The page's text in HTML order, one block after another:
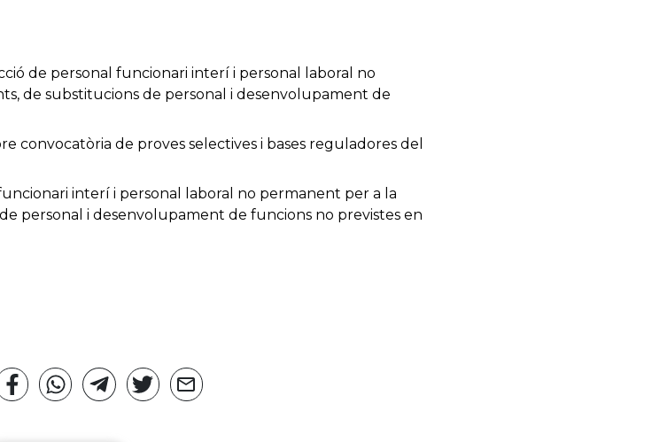
de personal funcionari interí i personal laboral no
de substitucions de personal i desenvolupament de
convocatòria de proves selectives i bases reguladores del
interí i personal laboral no permanent per a la
personal i desenvolupament de funcions no previstes en